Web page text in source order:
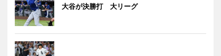
大谷が決勝打 大リーグ